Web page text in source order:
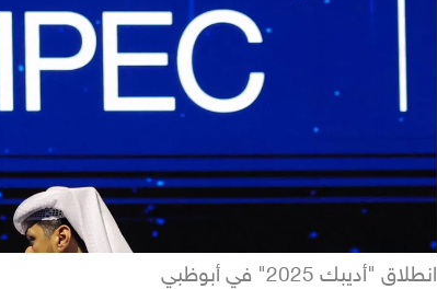
انطلاق "أديبك 2025" في أبوظبي